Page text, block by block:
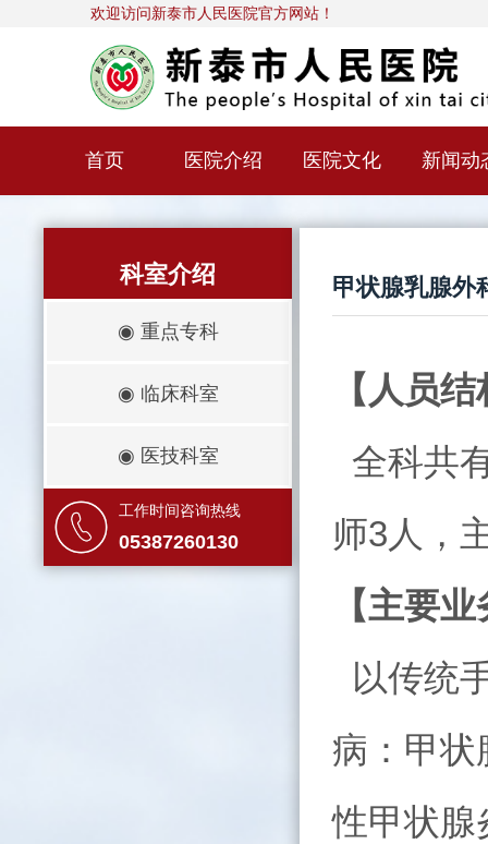
欢迎访问新泰市人民医院官方网站！
首页 医院介绍 医院文化 新闻动
科室介绍
◉ 重点专科
◉ 临床科室
◉ 医技科室
工作时间咨询热线
05387260130
甲状腺乳腺外
【人员
全科共
师3人，
【主要
以传统
病：甲状
性甲状腺